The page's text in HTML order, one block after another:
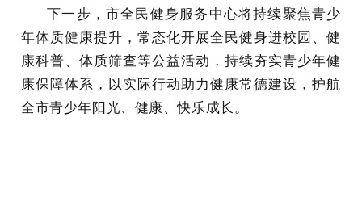
下一步，市全民健身服务中心将持续聚焦青少
年体质健康提升，常态化开展全民健身进校园、健
康科普、体质筛查等公益活动，持续夯实青少年健
康保障体系，以实际行动助力健康常德建设，护航
全市青少年阳光、健康、快乐成长。